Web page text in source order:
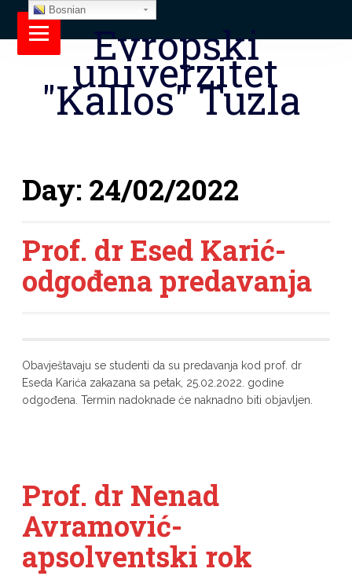
Evropski
univerzitet
"Kallos" Tuzla
Day: 24/02/2022
Prof. dr Esed Karić-
odgođena predavanja
Obavještavaju se studenti da su predavanja kod prof. dr
Eseda Karića zakazana sa petak, 25.02.2022. godine
odgođena. Termin nadoknade će naknadno biti objavljen.
Prof. dr Nenad
Avramović-
apsolventski rok
Bosnian